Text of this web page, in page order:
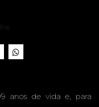
anos de vida e, para